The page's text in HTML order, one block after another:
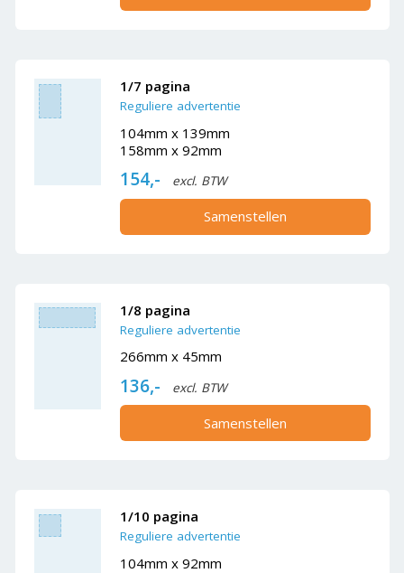
1/7 pagina
Reguliere advertentie
104mm x 139mm
158mm x 92mm
154,- excl. BTW
Samenstellen
1/8 pagina
Reguliere advertentie
266mm x 45mm
136,- excl. BTW
Samenstellen
1/10 pagina
Reguliere advertentie
104mm x 92mm